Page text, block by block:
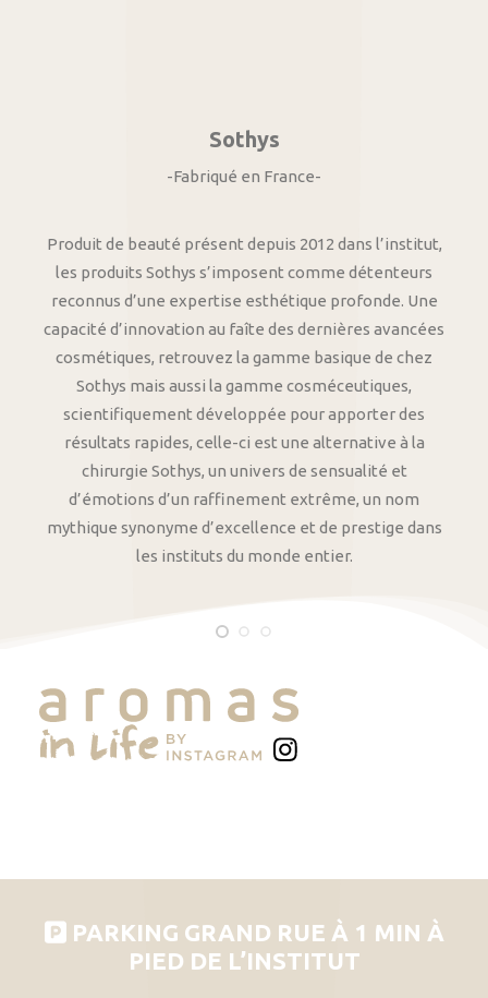
Sothys
-Fabriqué en France-
Produit de beauté présent depuis 2012 dans l’institut,
les produits Sothys s’imposent comme détenteurs
reconnus d’une expertise esthétique profonde. Une
capacité d’innovation au faîte des dernières avancées
cosmétiques, retrouvez la gamme basique de chez
Sothys mais aussi la gamme cosméceutiques,
scientifiquement développée pour apporter des
résultats rapides, celle-ci est une alternative à la
chirurgie Sothys, un univers de sensualité et
d’émotions d’un raffinement extrême, un nom
mythique synonyme d’excellence et de prestige dans
les instituts du monde entier.
PARKING GRAND RUE À 1 MIN À
PIED DE L’INSTITUT